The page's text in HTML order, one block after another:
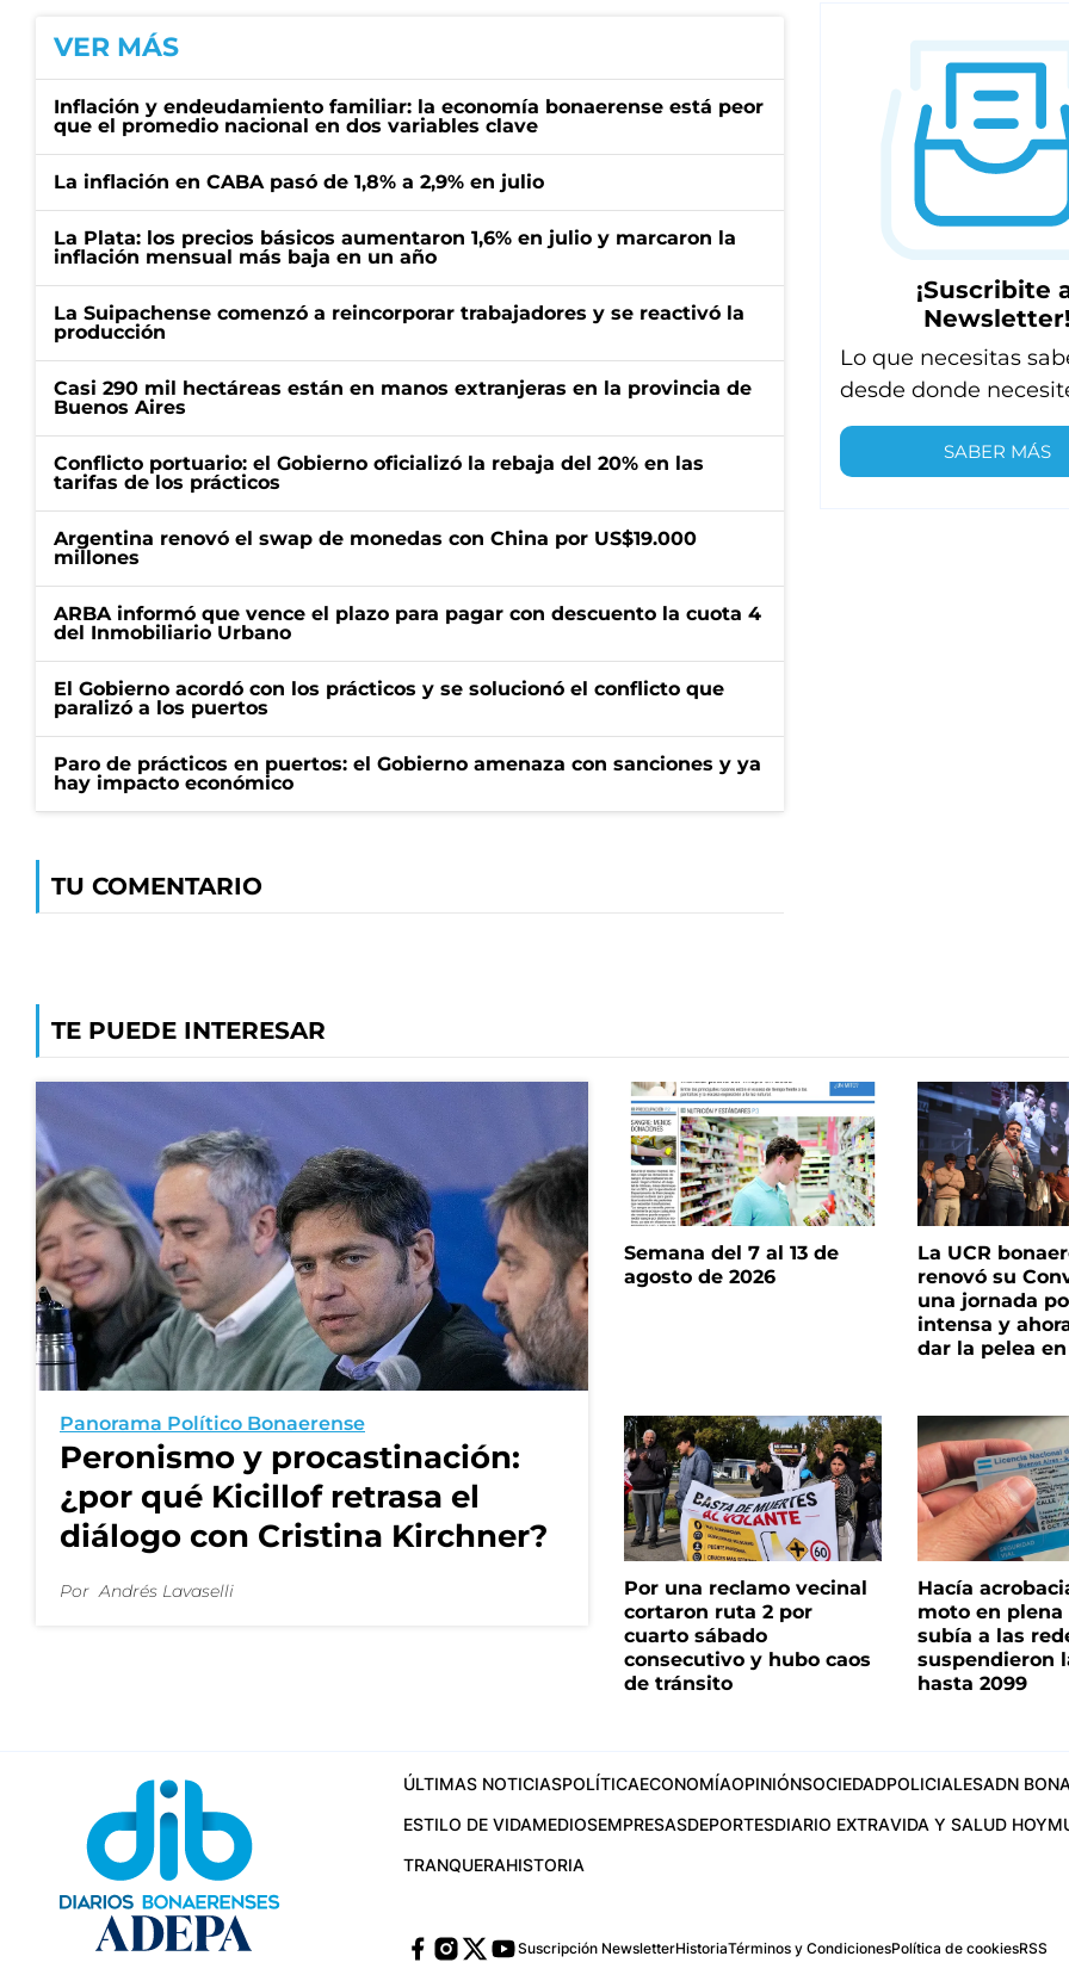
VER MÁS
Inflación y endeudamiento familiar: la economía bonaerense está peor
que el promedio nacional en dos variables clave
La inflación en CABA pasó de 1,8% a 2,9% en julio
La Plata: los precios básicos aumentaron 1,6% en julio y marcaron la
inflación mensual más baja en un año
La Suipachense comenzó a reincorporar trabajadores y se reactivó la
producción
Casi 290 mil hectáreas están en manos extranjeras en la provincia de
Buenos Aires
Conflicto portuario: el Gobierno oficializó la rebaja del 20% en las
tarifas de los prácticos
Argentina renovó el swap de monedas con China por US$19.000
millones
ARBA informó que vence el plazo para pagar con descuento la cuota 4
del Inmobiliario Urbano
El Gobierno acordó con los prácticos y se solucionó el conflicto que
paralizó a los puertos
Paro de prácticos en puertos: el Gobierno amenaza con sanciones y ya
hay impacto económico
TU COMENTARIO
¡Suscribite
Lo que necesitas
desde donde
SABER MÁS
TE PUEDE INTERESAR
Panorama Político Bonaerense
Peronismo y procastinación:
¿por qué Kicillof retrasa el
diálogo con Cristina Kirchner?
Por Andrés Lavaselli
Semana del 7 al 13 de
agosto de 2026
La UCR
renovó su
una jornada
intensa y
dar la pelea en
Por una reclamo vecinal
cortaron ruta 2 por
cuarto sábado
consecutivo y hubo caos
de tránsito
Hacía
moto en plena
subía a las
suspendieron
hasta 2099
ÚLTIMAS NOTICIASPOLÍTICAECONOMÍAOPINIÓNSOCIEDADPOLICIALESADN
ESTILO DE VIDAMEDIOSEMPRESASDEPORTESDIARIO EXTRAVIDA Y SALUD HOY
TRANQUERAHISTORIA
Suscripción NewsletterHistoriaTérminos y CondicionesPolítica de cookiesRSS